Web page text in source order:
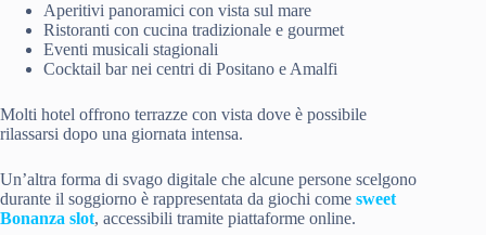
Aperitivi panoramici con vista sul mare
Ristoranti con cucina tradizionale e gourmet
Eventi musicali stagionali
Cocktail bar nei centri di Positano e Amalfi
Molti hotel offrono terrazze con vista dove è possibile
rilassarsi dopo una giornata intensa.
Un’altra forma di svago digitale che alcune persone scelgono
durante il soggiorno è rappresentata da giochi come sweet
Bonanza slot, accessibili tramite piattaforme online.